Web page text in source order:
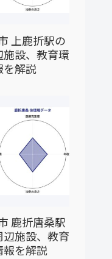
上鹿折駅の
設、教育環
を解説
鹿折唐桑駅
施設、教育
報を解説